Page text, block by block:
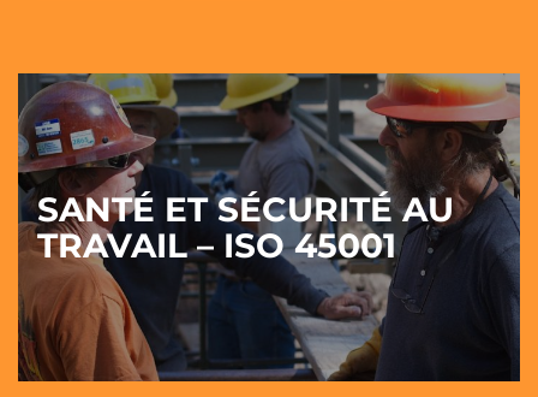
SANTÉ ET SÉCURITÉ AU
TRAVAIL – ISO 45001